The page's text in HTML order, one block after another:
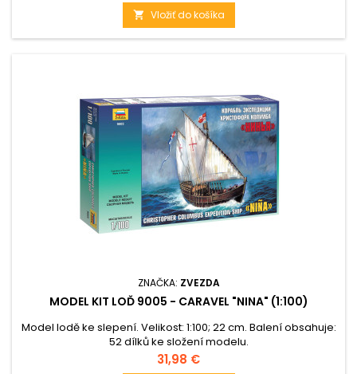
 Vložiť do košíka
ZNAČKA: ZVEZDA
MODEL KIT LOĎ 9005 - CARAVEL "NINA" (1:100)
Model lodě ke slepení. Velikost: 1:100; 22 cm. Balení obsahuje:
52 dílků ke složení modelu.
Cena
31,98 €